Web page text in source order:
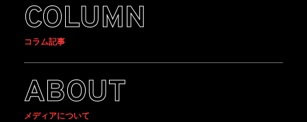
COLUMN
コラム記事
ABOUT
メディアについて